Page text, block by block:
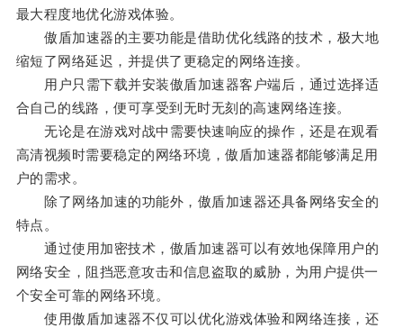
最大程度地优化游戏体验。
傲盾加速器的主要功能是借助优化线路的技术，极大地
缩短了网络延迟，并提供了更稳定的网络连接。
用户只需下载并安装傲盾加速器客户端后，通过选择适
合自己的线路，便可享受到无时无刻的高速网络连接。
无论是在游戏对战中需要快速响应的操作，还是在观看
高清视频时需要稳定的网络环境，傲盾加速器都能够满足用
户的需求。
除了网络加速的功能外，傲盾加速器还具备网络安全的
特点。
通过使用加密技术，傲盾加速器可以有效地保障用户的
网络安全，阻挡恶意攻击和信息盗取的威胁，为用户提供一
个安全可靠的网络环境。
使用傲盾加速器不仅可以优化游戏体验和网络连接，还